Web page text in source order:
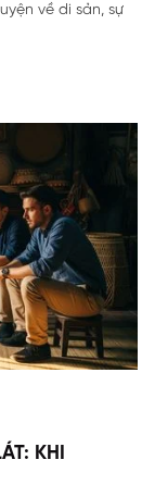
về di sản, sự
KHI